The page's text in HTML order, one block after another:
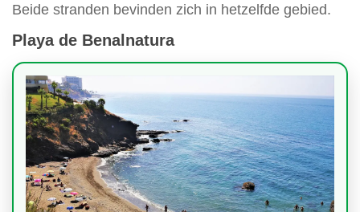
Beide stranden bevinden zich in hetzelfde gebied.
Playa de Benalnatura